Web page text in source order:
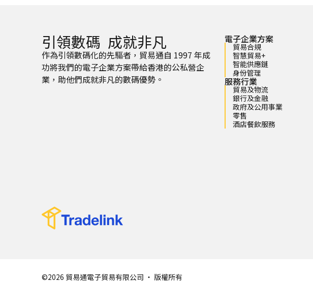
引領數碼 成就非凡
作為引領數碼化的先驅者，貿易通自 1997 年成
功將我們的電子企業方案帶給香港的公私營企
業，助他們成就非凡的數碼優勢。
電子企業方案
貿易合規
智慧貿易+
智能供應鏈
身份管理
服務行業
貿易及物流
銀行及金融
政府及公用事業
零售
酒店餐飲服務
©2026 貿易通電子貿易有限公司 ‧ 版權所有